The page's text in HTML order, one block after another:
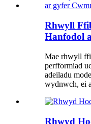
Rhwyll
Hanfodol
Mae rhwyll
perfformiad
adeiladu
wydnwch, ei
Rhwyd